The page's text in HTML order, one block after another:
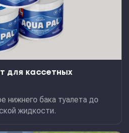
для кассетных
нижнего бака туалета до
жидкости.